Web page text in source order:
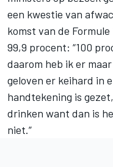
een kwestie van
komst van de
99,9 procent: “100
daarom heb ik er
geloven er keihard in
handtekening is
drinken want dan is
niet.”